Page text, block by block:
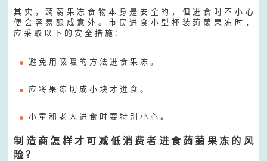
其 实 ， 蒟 蒻 果 冻 食 物 本 身 是 安 全 的 ， 但 进 食 时 不 小 心
便 会 容 易 酿 成 意 外 。 市 民 进 食 小 型 杯 装 蒟 蒻 果 冻 时 ，
应 采 取 以 下 的 安 全 措 施 ：
避 免 用 吸 啜 的 方 法 进 食 果 冻 。
应 将 果 冻 切 成 小 块 才 进 食 。
小 童 和 老 人 进 食 时 要 特 别 小 心 。
制 造 商 怎 样 才 可 减 低 消 费 者 进 食 蒟 蒻 果 冻 的 风
险 ？